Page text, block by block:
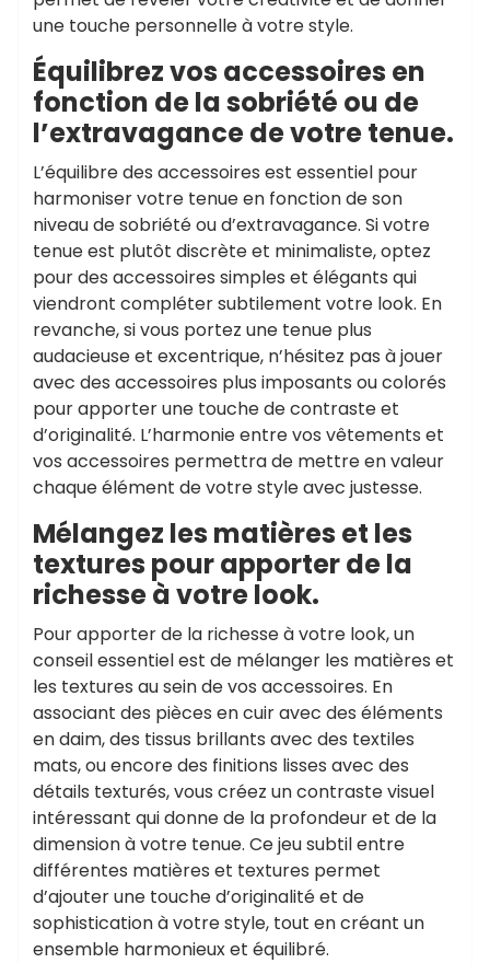
une touche personnelle à votre style.
Équilibrez vos accessoires en
fonction de la sobriété ou de
l’extravagance de votre tenue.
L’équilibre des accessoires est essentiel pour
harmoniser votre tenue en fonction de son
niveau de sobriété ou d’extravagance. Si votre
tenue est plutôt discrète et minimaliste, optez
pour des accessoires simples et élégants qui
viendront compléter subtilement votre look. En
revanche, si vous portez une tenue plus
audacieuse et excentrique, n’hésitez pas à jouer
avec des accessoires plus imposants ou colorés
pour apporter une touche de contraste et
d’originalité. L’harmonie entre vos vêtements et
vos accessoires permettra de mettre en valeur
chaque élément de votre style avec justesse.
Mélangez les matières et les
textures pour apporter de la
richesse à votre look.
Pour apporter de la richesse à votre look, un
conseil essentiel est de mélanger les matières et
les textures au sein de vos accessoires. En
associant des pièces en cuir avec des éléments
en daim, des tissus brillants avec des textiles
mats, ou encore des finitions lisses avec des
détails texturés, vous créez un contraste visuel
intéressant qui donne de la profondeur et de la
dimension à votre tenue. Ce jeu subtil entre
différentes matières et textures permet
d’ajouter une touche d’originalité et de
sophistication à votre style, tout en créant un
ensemble harmonieux et équilibré.